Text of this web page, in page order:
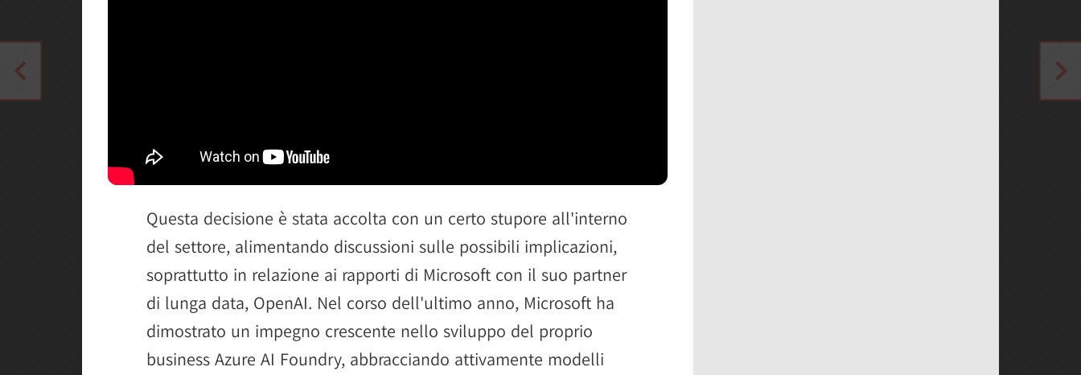
Questa decisione è stata accolta con un certo stupore all'interno
del settore, alimentando discussioni sulle possibili implicazioni,
soprattutto in relazione ai rapporti di Microsoft con il suo partner
di lunga data, OpenAI. Nel corso dell'ultimo anno, Microsoft ha
dimostrato un impegno crescente nello sviluppo del proprio
business Azure AI Foundry, abbracciando attivamente modelli